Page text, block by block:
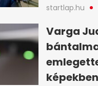
startlap.hu
Varga
képekben